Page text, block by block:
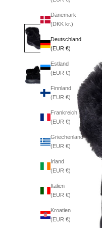
Dänemark
(DKK kr.)
Deutschland
(EUR €)
Estland
(EUR €)
Finnland
(EUR €)
Frankreich
(EUR €)
Griechenland
(EUR €)
Irland
(EUR €)
Italien
(EUR €)
Kroatien
(EUR €)